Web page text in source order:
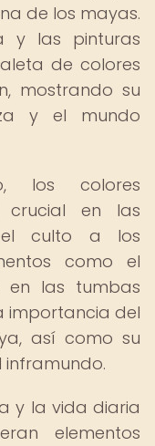
de los mayas.
y las pinturas
de colores
mostrando su
y el mundo
los colores
crucial en las
culto a los
como el
en las tumbas
importancia del
así como su
inframundo.
y la vida diaria
elementos